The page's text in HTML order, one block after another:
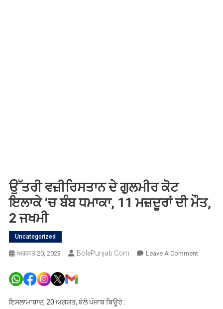
ਉੱਤਰੀ ਵਜ਼ੀਰਿਸਤਾਨ ਦੇ ਗੁਲਮੀਰ ਕੋਟ
ਇਲਾਕੇ ‘ਚ ਬੰਬ ਧਮਾਕਾ, 11 ਮਜ਼ਦੂਰਾਂ ਦੀ ਮੌਤ,
2 ਜਖਮੀ
Uncategorized
ਅਗਸਤ 20, 2023 BolePunjab.com Leave A CommentOn
ਇਸਲਾਮਾਬਾਦ, 20 ਅਗਸਤ, ਬੋਲੇ ਪੰਜਾਬ ਬਿਊਰੋ :